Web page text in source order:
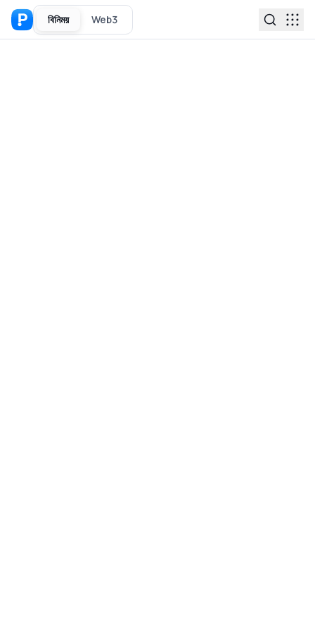
বিনিময় Web3